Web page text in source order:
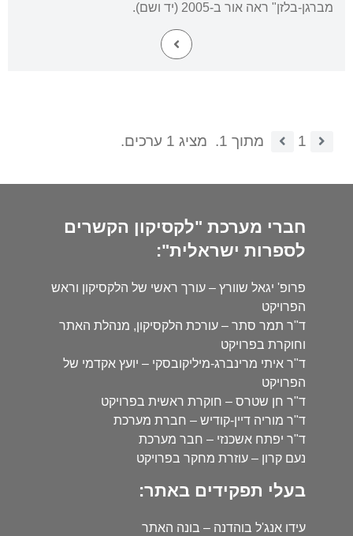
מברגן-בלזן" ראה אור ב-2005 (יד ושם).
1 מתוך 1. מציג 1 ערכים.
חברי מערכת "לקסיקון הקשרים
לספרות ישראלית":
פרופ' יגאל שוורץ – עורך ראשי של הלקסיקון וראש
הפרויקט
ד"ר תמר סתר – עורכת הלקסיקון, מנהלת האתר
וחוקרת בפרויקט
ד"ר איתי מרינברג-מיליקובסקי – יועץ אקדמי של
הפרויקט
ד"ר חן שטרס – חוקרת ראשית בפרויקט
ד"ר מוריה דיין-קודיש – חברת מערכת
ד"ר יפתח אשכנזי – חבר מערכת
נעם קרון – עוזרת מחקר בפרויקט
בעלי תפקידים באתר:
עידו אנג'ל בוהדנה – בונה האתר